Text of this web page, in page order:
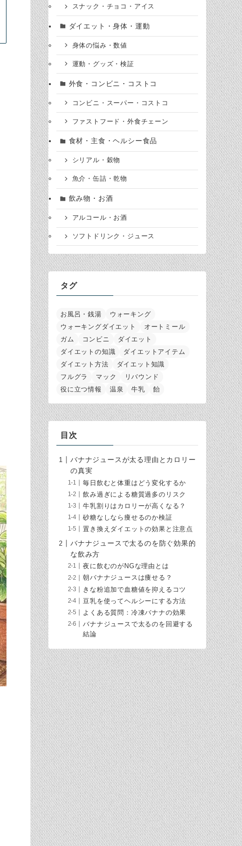
スナック・チョコ・アイス
ダイエット・身体・運動
身体の悩み・数値
運動・グッズ・検証
外食・コンビニ・コストコ
コンビニ・スーパー・コストコ
ファストフード・外食チェーン
食材・主食・ヘルシー食品
シリアル・穀物
魚介・缶詰・乾物
飲み物・お酒
アルコール・お酒
ソフトドリンク・ジュース
タグ
お風呂・銭湯
ウォーキング
ウォーキングダイエット
オートミール
ガム
コンビニ
ダイエット
ダイエットの知識
ダイエットアイテム
ダイエット方法
ダイエット知識
フルグラ
マック
リバウンド
役に立つ情報
温泉 牛乳 飴
目次
バナナジュースが太る理由とカロリー
の真実
毎日飲むと体重はどう変化するか
飲み過ぎによる糖質過多のリスク
牛乳割りはカロリーが高くなる？
砂糖なしなら痩せるのか検証
置き換えダイエットの効果と注意点
バナナジュースで太るのを防ぐ効果的
な飲み方
夜に飲むのがNGな理由とは
朝バナナジュースは痩せる？
きな粉追加で血糖値を抑えるコツ
豆乳を使ってヘルシーにする方法
よくある質問：冷凍バナナの効果
バナナジュースで太るのを回避する
結論